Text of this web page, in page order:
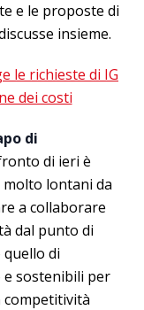
e le proposte di
insieme.
le richieste di IG
dei costi
di
di ieri è
lontani da
a collaborare
dal punto di
di
e sostenibili per
competitività